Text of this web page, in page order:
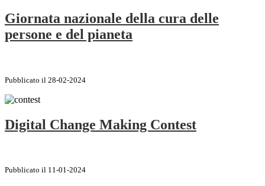
Giornata nazionale della cura delle
persone e del pianeta
Pubblicato il 28-02-2024
Digital Change Making Contest
Pubblicato il 11-01-2024